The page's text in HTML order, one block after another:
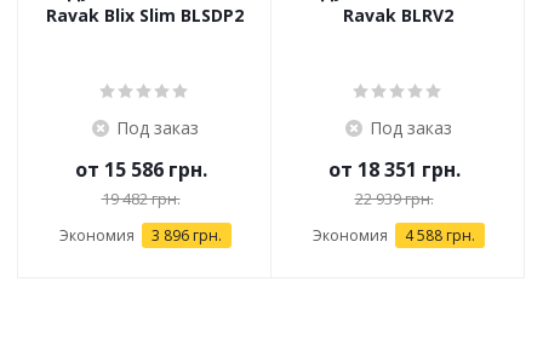
Ravak Blix Slim BLSDP2
Под заказ
от 15 586 грн.
19 482 грн.
Экономия 3 896 грн.
Ravak BLRV2
Под заказ
от 18 351 грн.
22 939 грн.
Экономия 4 588 грн.